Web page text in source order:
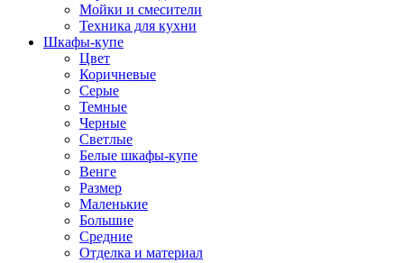
Мойки и смесители
Техника для кухни
Шкафы-купе
Цвет
Коричневые
Серые
Темные
Черные
Светлые
Белые шкафы-купе
Венге
Размер
Маленькие
Большие
Средние
Отделка и материал